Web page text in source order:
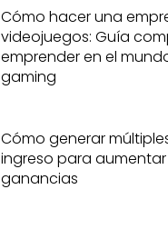
Cómo hacer una
videojuegos: Guía
emprender en el
gaming
Cómo generar
ingreso para
ganancias